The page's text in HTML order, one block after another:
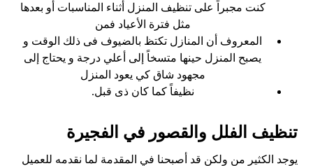
كنت مجبراً على تنظيف المنزل أثناء المناسبات أو بعدها
مثل فترة الأعياد فمن
المعروف أن المنازل تكتظ بالضيوف فى ذلك الوقت و
يصبح المنزل حينها متسخاً إلى أعلي درجة و يحتاج إلى
مجهود شاق كي يعود المنزل
نظيفاً كما كان ذى قبل.
تنظيف الفلل والقصور في الفجيرة
يوجد الكثير من ولكن قد أصبحنا في المقدمة لما نقدمه للعميل